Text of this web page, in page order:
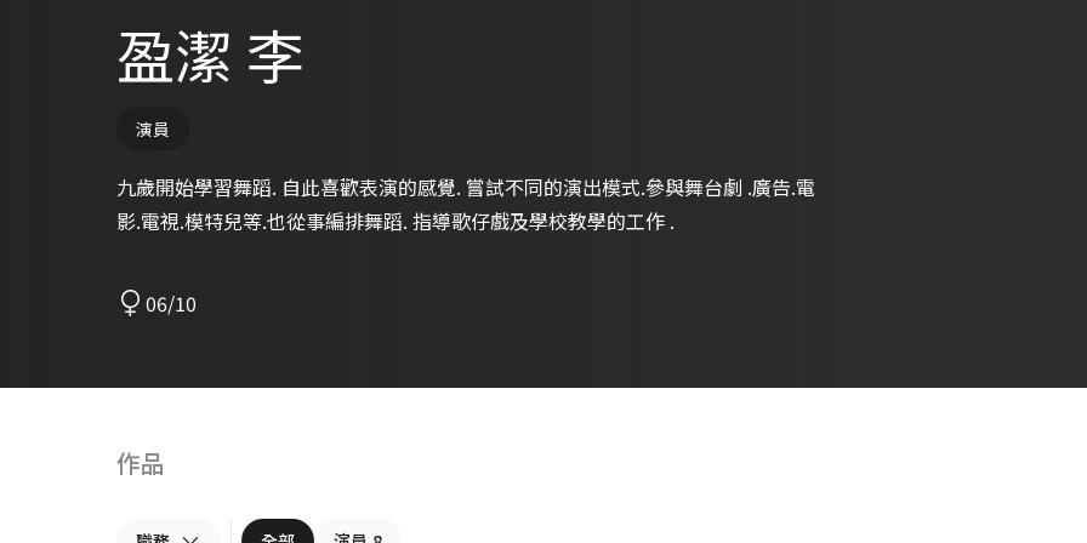
盈潔 李
演員
九歲開始學習舞蹈. 自此喜歡表演的感覺. 嘗試不同的演出模式.參與舞台劇 .廣告.電
影.電視.模特兒等.也從事編排舞蹈. 指導歌仔戲及學校教學的工作 .
06/10
作品